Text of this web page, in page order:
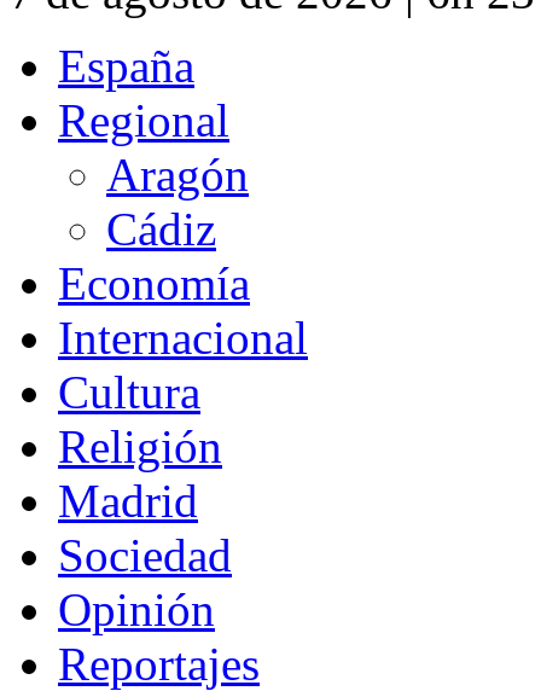
España
Regional
Aragón
Cádiz
Economía
Internacional
Cultura
Religión
Madrid
Sociedad
Opinión
Reportajes